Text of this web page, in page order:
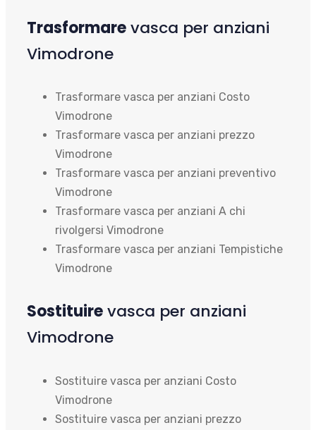
Trasformarevasca per anziani
Vimodrone
Trasformare vasca per anziani Costo
Vimodrone
Trasformare vasca per anziani prezzo
Vimodrone
Trasformare vasca per anziani preventivo
Vimodrone
Trasformare vasca per anziani A chi
rivolgersi Vimodrone
Trasformare vasca per anziani Tempistiche
Vimodrone
Sostituirevasca per anziani
Vimodrone
Sostituire vasca per anziani Costo
Vimodrone
Sostituire vasca per anziani prezzo